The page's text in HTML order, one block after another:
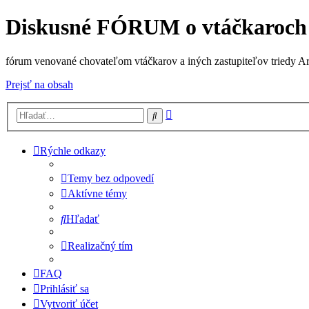
Diskusné FÓRUM o vtáčkaroch
fórum venované chovateľom vtáčkarov a iných zastupiteľov triedy
Prejsť na obsah
Hľadať
Rýchle odkazy
Temy bez odpovedí
Aktívne témy
Hľadať
Realizačný tím
FAQ
Prihlásiť sa
Vytvoriť účet